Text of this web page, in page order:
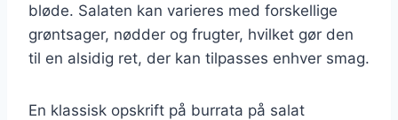
bløde. Salaten kan varieres med forskellige
grøntsager, nødder og frugter, hvilket gør den
til en alsidig ret, der kan tilpasses enhver smag.
En klassisk opskrift på burrata på salat